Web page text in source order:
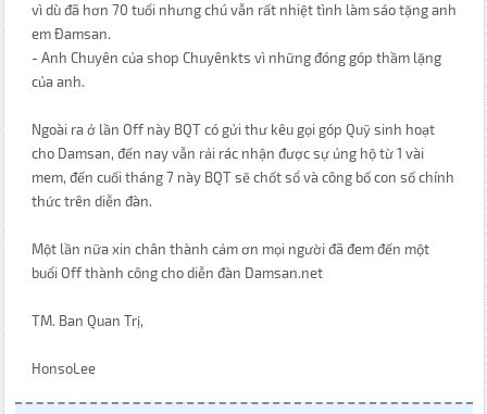
vì dù đã hơn 70 tuổi nhưng chú vẫn rất nhiệt tình làm sáo tặng anh
em Đamsan.
- Anh Chuyên của shop Chuyênkts vì những đóng góp thầm lặng
của anh.
Ngoài ra ở lần Off này BQT có gửi thư kêu gọi góp Quỹ sinh hoạt
cho Damsan, đến nay vẫn rải rác nhận được sự ủng hộ từ 1 vài
mem, đến cuối tháng 7 này BQT sẽ chốt sổ và công bố con số chính
thức trên diễn đàn.
Một lần nữa xin chân thành cảm ơn mọi người đã đem đến một
buổi Off thành công cho diễn đàn Damsan.net
TM. Ban Quan Trị,
HonsoLee